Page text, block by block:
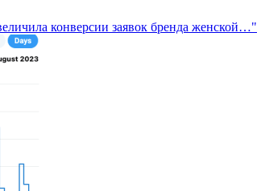
конверсии заявок бренда женской…"